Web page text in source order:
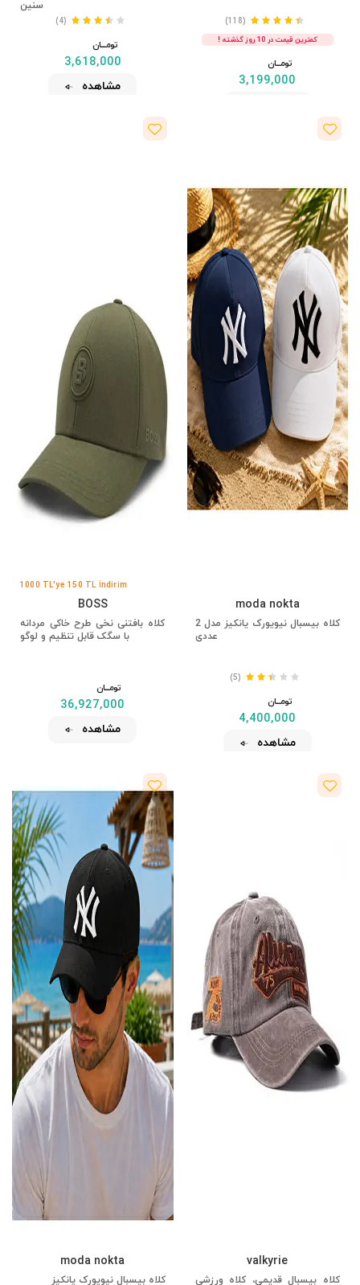
(118)
کمترین قیمت در 10 روز گذشته !
تومــــــان
3,199,000
سنین
(4)
تومــــــان
3,618,000
مشاهده
moda nokta
کلاه بیسبال نیویورک یانکیز مدل 2
عددی
(5)
تومــــــان
4,400,000
مشاهده
1000 TL'ye 150 TL İndirim
BOSS
کلاه بافتنی نخی طرح خاکی مردانه
با سگک قابل تنظیم و لوگو
تومــــــان
36,927,000
مشاهده
valkyrie
کلاه بیسبال قدیمی، کلاه ورزشی
moda nokta
کلاه بیسبال نیویورک یانکیز